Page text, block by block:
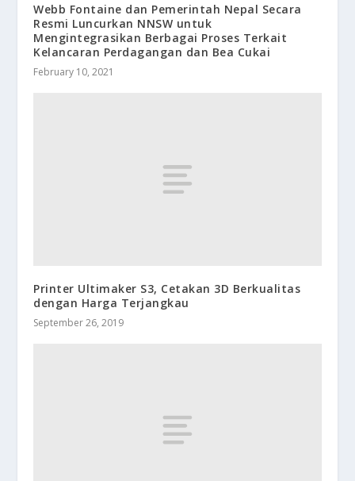
Webb Fontaine dan Pemerintah Nepal Secara
Resmi Luncurkan NNSW untuk
Mengintegrasikan Berbagai Proses Terkait
Kelancaran Perdagangan dan Bea Cukai
February 10, 2021
Printer Ultimaker S3, Cetakan 3D Berkualitas
dengan Harga Terjangkau
September 26, 2019